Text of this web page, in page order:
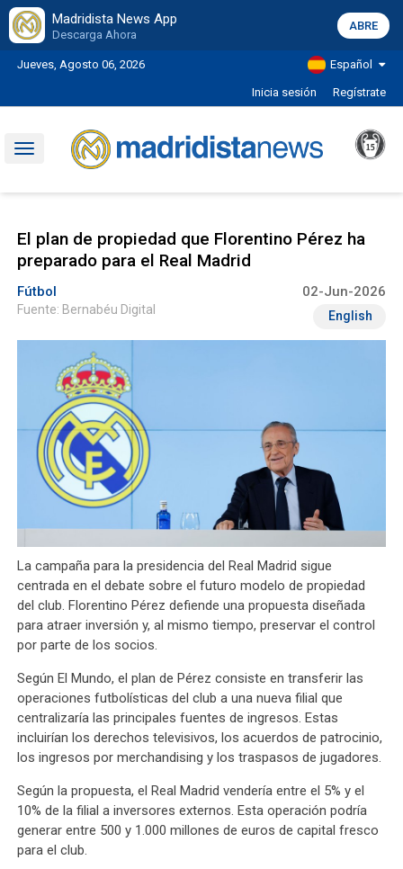
Madridista News App
Descarga Ahora
ABRE
Jueves, Agosto 06, 2026 Español
Inicia sesión Regístrate
Toggle
El plan de propiedad que Florentino Pérez ha
preparado para el Real Madrid
Fútbol 02-Jun-2026
Fuente: Bernabéu Digital English
La campaña para la presidencia del Real Madrid sigue
centrada en el debate sobre el futuro modelo de propiedad
del club. Florentino Pérez defiende una propuesta diseñada
para atraer inversión y, al mismo tiempo, preservar el control
por parte de los socios.
Según El Mundo, el plan de Pérez consiste en transferir las
operaciones futbolísticas del club a una nueva filial que
centralizaría las principales fuentes de ingresos. Estas
incluirían los derechos televisivos, los acuerdos de patrocinio,
los ingresos por merchandising y los traspasos de jugadores.
Según la propuesta, el Real Madrid vendería entre el 5% y el
10% de la filial a inversores externos. Esta operación podría
generar entre 500 y 1.000 millones de euros de capital fresco
para el club.